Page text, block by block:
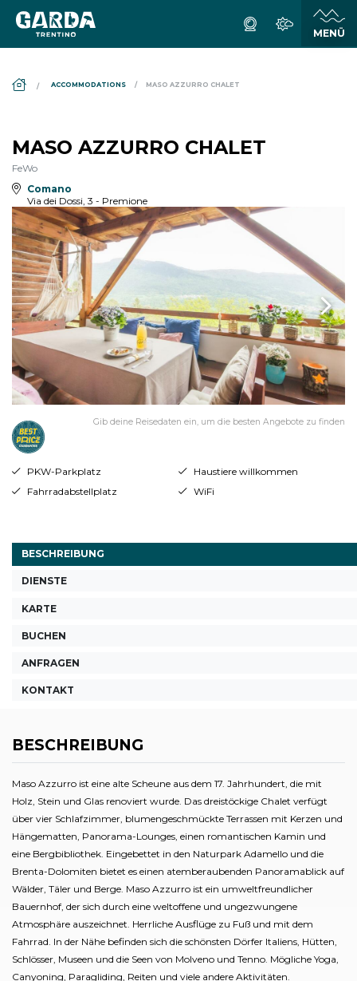
ACCOMMODATIONS MASO AZZURRO CHALET
MASO AZZURRO CHALET
FeWo
Comano
Via dei Dossi, 3 - Premione
Gib deine Reisedaten ein, um die besten Angebote zu finden
PKW-Parkplatz
Haustiere willkommen
Fahrradabstellplatz
WiFi
BESCHREIBUNG
DIENSTE
KARTE
BUCHEN
ANFRAGEN
KONTAKT
BESCHREIBUNG
Maso Azzurro ist eine alte Scheune aus dem 17. Jahrhundert, die mit
Holz, Stein und Glas renoviert wurde. Das dreistöckige Chalet verfügt
über vier Schlafzimmer, blumengeschmückte Terrassen mit Kerzen und
Hängematten, Panorama-Lounges, einen romantischen Kamin und
eine Bergbibliothek. Eingebettet in den Naturpark Adamello und die
Brenta-Dolomiten bietet es einen atemberaubenden Panoramablick auf
Wälder, Täler und Berge. Maso Azzurro ist ein umweltfreundlicher
Bauernhof, der sich durch eine weltoffene und ungezwungene
Atmosphäre auszeichnet. Herrliche Ausflüge zu Fuß und mit dem
Fahrrad. In der Nähe befinden sich die schönsten Dörfer Italiens, Hütten,
Schlösser, Museen und die Seen von Molveno und Tenno. Mögliche Yoga,
Canyoning, Paragliding, Reiten und viele andere Aktivitäten.